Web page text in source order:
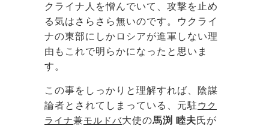
クライナ人を憎んでいて、攻撃を止め
る気はさらさら無いのです。ウクライ
ナの東部にしかロシアが進軍しない理
由もこれで明らかになったと思いま
す。
この事をしっかりと理解すれば、陰謀
論者とされてしまっている、元駐ウク
ライナ兼モルドバ大使の馬渕 睦夫氏が